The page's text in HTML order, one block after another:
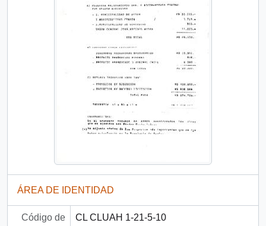
ÁREA DE IDENTIDAD
Código de CL CLUAH 1-21-5-10